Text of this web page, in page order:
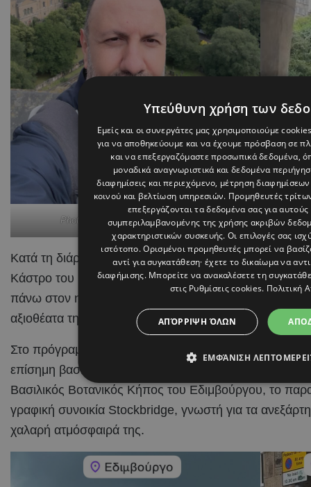
Photo By tasostrifonos On Instagram
Κατά τη διάρκεια της παραμονής του, ο Τάσος
Κάστρο του Εδιμβούργου, το σημαντικότερο ίσως
πάνω στον ηφαιστειακό βράχο της πόλης και
αξιοθέατα της χώρας.
Στο πρόγραμμα των διακοπών του βρέθηκαν επίσης
επίσημη βασιλική κατοικία της βρετανικής
Βασιλικός Βοτανικός Κήπος του Εδιμβούργου, το
γραφική συνοικία Stockbridge, γνωστή για τα
χαλαρή ατμόσφαιρά της.
Υπεύθυνη χρήση των
Εμείς και οι συνεργάτες μας χρησιμοποιούμε
για να αποθηκεύουμε και να έχουμε πρόσβαση σε
και να επεξεργαζόμαστε προσωπικά δεδομένα,
μοναδικά αναγνωριστικά και δεδομένα
διαφημίσεις και περιεχόμενο, μέτρηση
κοινού και βελτίωση υπηρεσιών. Προμηθευτές
επεξεργάζονται τα δεδομένα σας για
συμπεριλαμβανομένης της χρήσης ακριβών
χαρακτηριστικών συσκευής. Οι επιλογές σας
ιστότοπο. Ορισμένοι προμηθευτές μπορεί να
αντί για συγκατάθεση· έχετε το δικαίωμα να
διαφήμισης. Μπορείτε να ανακαλέσετε τη
στις Ρυθμίσεις cookies. Πολιτική
ΑΠΌΡΡΙΨΗ ΌΛΩΝ
ΕΜΦΆΝΙΣΗ